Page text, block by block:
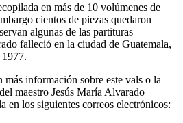
en más de 10 volúmenes de
cientos de piezas quedaron
algunas de las partituras
falleció en la ciudad de Guatemala,
más información sobre este vals o la
maestro Jesús María Alvarado
en los siguientes correos electrónicos: